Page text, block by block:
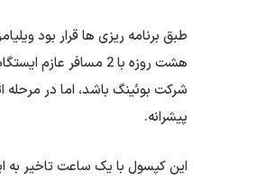
هشت روزه با 2
شرکت بوئینگ باشد، اما در
پیشرانه.